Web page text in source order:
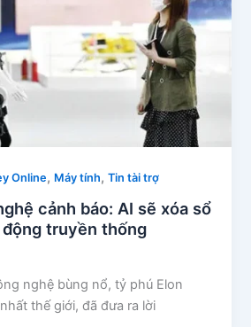
Online, Máy tính,Tin tài trợ
cảnh báo: AI sẽ xóa sổ
truyền thống
nghệ bùng nổ, tỷ phú Elon
thế giới, đã đưa ra lời